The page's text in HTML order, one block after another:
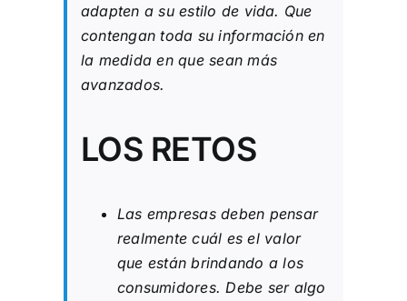
adapten a su estilo de vida. Que
contengan toda su información en
la medida en que sean más
avanzados.
LOS RETOS
Las empresas deben pensar
realmente cuál es el valor
que están brindando a los
consumidores. Debe ser algo